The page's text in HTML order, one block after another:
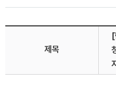
제목